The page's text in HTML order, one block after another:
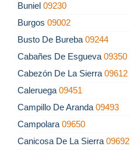
Buniel 09230
Burgos 09002
Busto De Bureba 09244
Cabañes De Esgueva 09350
Cabezón De La Sierra 09612
Caleruega 09451
Campillo De Aranda 09493
Campolara 09650
Canicosa De La Sierra 09692